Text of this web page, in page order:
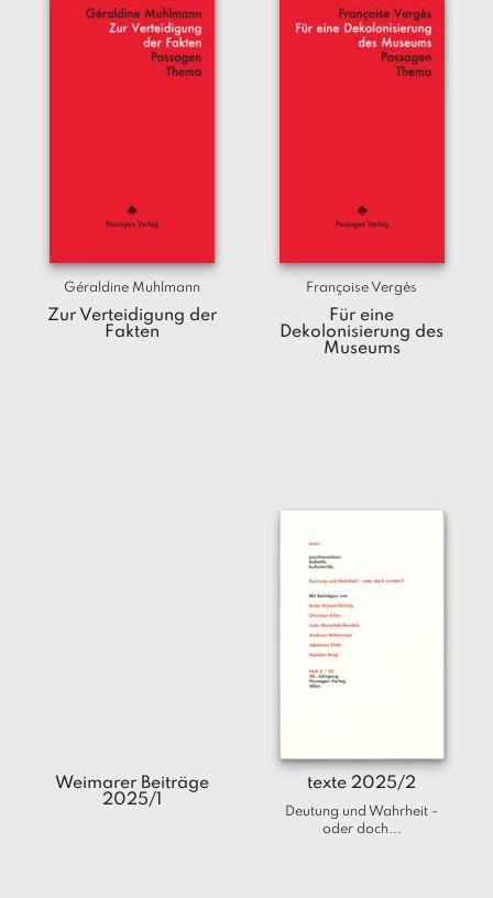
Géraldine Muhlmann
Zur Verteidigung der
Fakten
Françoise Vergès
Für eine
Dekolonisierung des
Museums
Weimarer Beiträge
2025/1
texte 2025/2
Deutung und Wahrheit -
oder doch...